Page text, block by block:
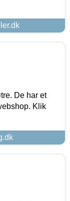
De har et
Klik